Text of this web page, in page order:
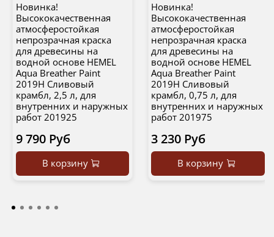
Новинка!
Высококачественная
атмосферостойкая
непрозрачная краска
для древесины на
водной основе HEMEL
Aqua Breather Paint
2019H Сливовый
крамбл, 2,5 л, для
внутренних и наружных
работ 201925
9 790 Руб
В корзину
Новинка!
Высококачественная
атмосферостойкая
непрозрачная краска
для древесины на
водной основе HEMEL
Aqua Breather Paint
2019H Сливовый
крамбл, 0,75 л, для
внутренних и наружных
работ 201975
3 230 Руб
В корзину